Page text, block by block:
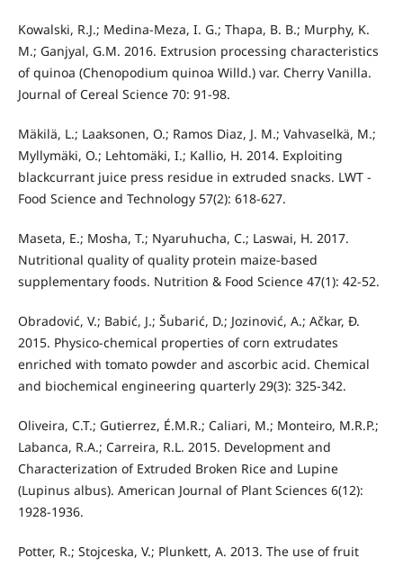
Kowalski, R.J.; Medina-Meza, I. G.; Thapa, B. B.; Murphy, K.
M.; Ganjyal, G.M. 2016. Extrusion processing characteristics
of quinoa (Chenopodium quinoa Willd.) var. Cherry Vanilla.
Journal of Cereal Science 70: 91-98.
Mäkilä, L.; Laaksonen, O.; Ramos Diaz, J. M.; Vahvaselkä, M.;
Myllymäki, O.; Lehtomäki, I.; Kallio, H. 2014. Exploiting
blackcurrant juice press residue in extruded snacks. LWT -
Food Science and Technology 57(2): 618-627.
Maseta, E.; Mosha, T.; Nyaruhucha, C.; Laswai, H. 2017.
Nutritional quality of quality protein maize-based
supplementary foods. Nutrition & Food Science 47(1): 42-52.
Obradović, V.; Babić, J.; Šubarić, D.; Jozinović, A.; Ačkar, Đ.
2015. Physico-chemical properties of corn extrudates
enriched with tomato powder and ascorbic acid. Chemical
and biochemical engineering quarterly 29(3): 325-342.
Oliveira, C.T.; Gutierrez, É.M.R.; Caliari, M.; Monteiro, M.R.P.;
Labanca, R.A.; Carreira, R.L. 2015. Development and
Characterization of Extruded Broken Rice and Lupine
(Lupinus albus). American Journal of Plant Sciences 6(12):
1928-1936.
Potter, R.; Stojceska, V.; Plunkett, A. 2013. The use of fruit